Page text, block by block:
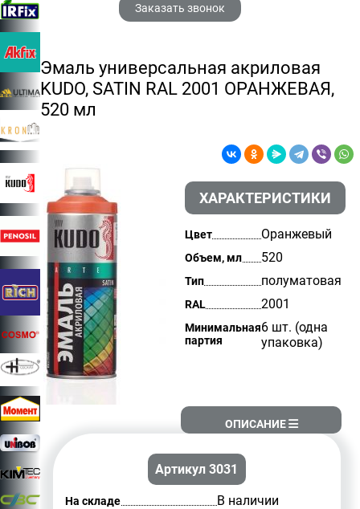
Заказать звонок
Эмаль универсальная акриловая
KUDO, SATIN RAL 2001 ОРАНЖЕВАЯ,
520 мл
ХАРАКТЕРИСТИКИ
Цвет Оранжевый
Объем, мл 520
Тип полуматовая
RAL 2001
Минимальная
партия
6 шт. (одна
упаковка)
ОПИСАНИЕ
Артикул 3031
На складе В наличии